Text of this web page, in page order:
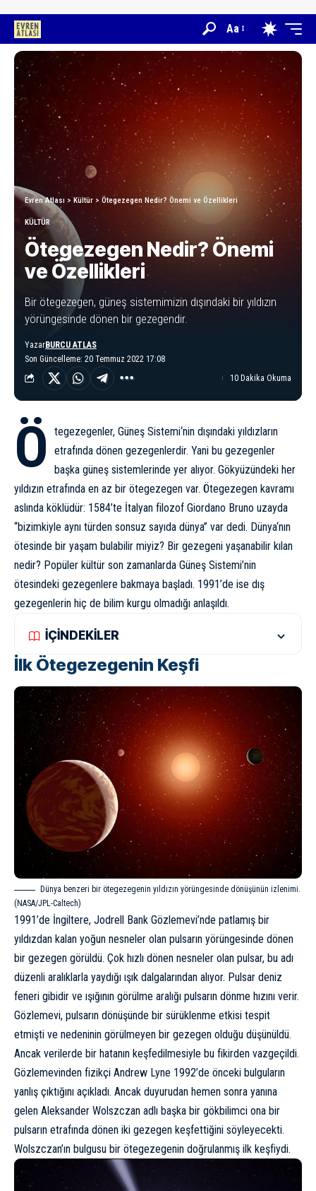
Aa
Evren Atlası > Kültür > Ötegezegen Nedir? Önemi ve Özellikleri
KÜLTÜR
Ötegezegen Nedir? Önemi
ve Özellikleri
Bir ötegezegen, güneş sistemimizin dışındaki bir yıldızın
yörüngesinde dönen bir gezegendir.
Son Güncelleme: 20 Temmuz 2022 17:08
YazarBURCU ATLAS
10 Dakika Okuma
Ö tegezegenler, Güneş Sistemi‘nin dışındaki yıldızların
etrafında dönen gezegenlerdir. Yani bu gezegenler
başka güneş sistemlerinde yer alıyor. Gökyüzündeki her
yıldızın etrafında en az bir ötegezegen var. Ötegezegen kavramı
aslında köklüdür: 1584’te İtalyan filozof Giordano Bruno uzayda
“bizimkiyle aynı türden sonsuz sayıda dünya” var dedi. Dünya‘nın
ötesinde bir yaşam bulabilir miyiz? Bir gezegeni yaşanabilir kılan
nedir? Popüler kültür son zamanlarda Güneş Sistemi’nin
ötesindeki gezegenlere bakmaya başladı. 1991’de ise dış
gezegenlerin hiç de bilim kurgu olmadığı anlaşıldı.
İÇİNDEKİLER
İlk Ötegezegenin Keşfi
Dünya benzeri bir ötegezegenin yıldızın yörüngesinde dönüşünün izlenimi.
(NASA/JPL-Caltech)
1991’de İngiltere, Jodrell Bank Gözlemevi’nde patlamış bir
yıldızdan kalan yoğun nesneler olan pulsarın yörüngesinde dönen
bir gezegen görüldü. Çok hızlı dönen nesneler olan pulsar, bu adı
düzenli aralıklarla yaydığı ışık dalgalarından alıyor. Pulsar deniz
feneri gibidir ve ışığının görülme aralığı pulsarın dönme hızını verir.
Gözlemevi, pulsarın dönüşünde bir sürüklenme etkisi tespit
etmişti ve nedeninin görülmeyen bir gezegen olduğu düşünüldü.
Ancak verilerde bir hatanın keşfedilmesiyle bu fikirden vazgeçildi.
Gözlemevinden fizikçi Andrew Lyne 1992’de önceki bulguların
yanlış çıktığını açıkladı. Ancak duyurudan hemen sonra yanına
gelen Aleksander Wolszczan adlı başka bir gökbilimci ona bir
pulsarın etrafında dönen iki gezegen keşfettiğini söyleyecekti.
Wolszczan’ın bulgusu bir ötegezegenin doğrulanmış ilk keşfiydi.